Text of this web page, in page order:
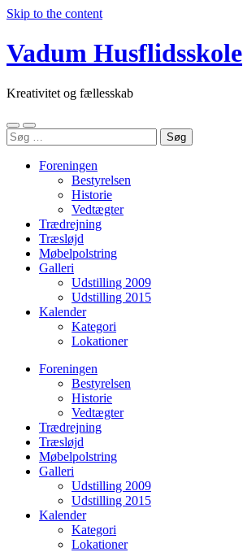
Skip to the content
Vadum Husflidsskole
Kreativitet og fællesskab
Toggle
mobile
Toggle
search
Søg
efter:
Foreningen
Bestyrelsen
Historie
Vedtægter
Trædrejning
Træsløjd
Møbelpolstring
Galleri
Udstilling 2009
Udstilling 2015
Kalender
Kategori
Lokationer
Foreningen
Bestyrelsen
Historie
Vedtægter
Trædrejning
Træsløjd
Møbelpolstring
Galleri
Udstilling 2009
Udstilling 2015
Kalender
Kategori
Lokationer